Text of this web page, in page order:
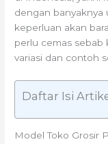
dengan banyaknya
keperluan akan
perlu cemas sebab
variasi dan contoh
Daftar Isi
Model Toko Grosir